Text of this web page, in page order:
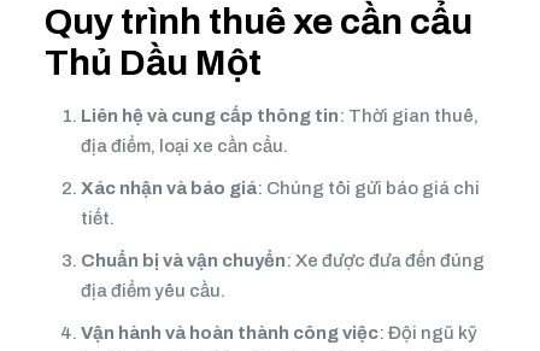
Quy trình thuê xe cần cẩu
Thủ Dầu Một
Liên hệ và cung cấp thông tin: Thời gian thuê,
địa điểm, loại xe cần cẩu.
Xác nhận và báo giá: Chúng tôi gửi báo giá chi
tiết.
Chuẩn bị và vận chuyển: Xe được đưa đến đúng
địa điểm yêu cầu.
Vận hành và hoàn thành công việc: Đội ngũ kỹ